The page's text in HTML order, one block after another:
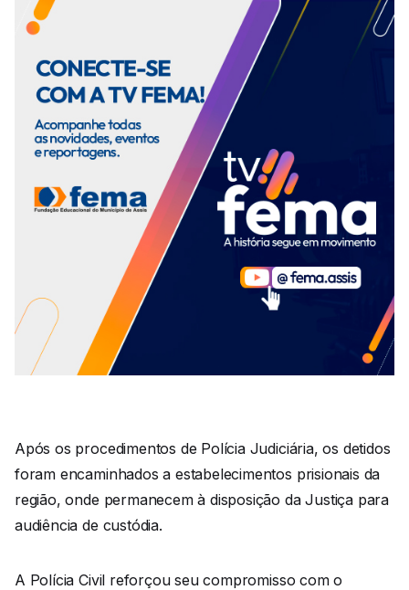
Após os procedimentos de Polícia Judiciária, os detidos
foram encaminhados a estabelecimentos prisionais da
região, onde permanecem à disposição da Justiça para
audiência de custódia.
A Polícia Civil reforçou seu compromisso com o